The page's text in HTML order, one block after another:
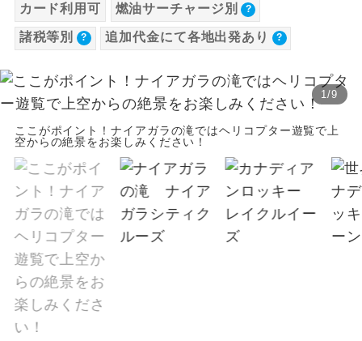
カード利用可 燃油サーチャージ別
諸税等別 追加代金にて各地出発あり
1/9
ここがポイント！ナイアガラの滝ではヘリコプター遊覧で上
空からの絶景をお楽しみください！
【海外空港諸税等】
旅行代金に各国空港の旅客サービス施設使用
支払いが必要となります。
2026/8/13 大人（12歳以上）16,890円、子
供（2歳以上12歳未満）16,890円、幼児
12,960円
2026/8/27 大人（12歳以上）17,110円、子
供（2歳以上12歳未満）17,110円、幼児
13,130円
※上記以外の出発日につきましては料金確定
後にご案内いたします。
※手配の都合により変更になる場合がありま
す。
バス追加代金（1名様につき）
設定期間（往路出発日）：上記期間以外
【往路】
出発地
追加
徳島駅前/大阪/関西空港 [関
空周辺後泊]
円
香川県
高松駅高速BT/大阪/関西空
港 [関空周辺後泊]
【復路】
徳島県
温泉 温泉地にも宿泊するコースです。
す。
大浴場
全食事付き
全てのお食事が付いていますので、お食
事の心配はいりません。（機内食を除
く）
お部屋食
お部屋にてゆっくりとお召し上がりいた
だけます。
トラベルイヤ
ホン